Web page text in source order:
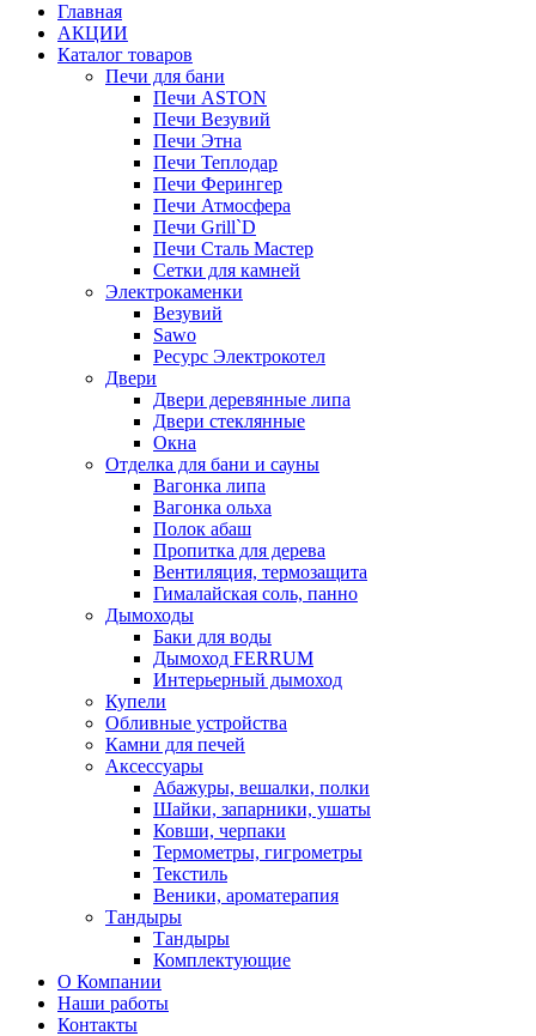
Главная
АКЦИИ
Каталог товаров
Печи для бани
Печи ASTON
Печи Везувий
Печи Этна
Печи Теплодар
Печи Ферингер
Печи Атмосфера
Печи Grill`D
Печи Сталь Мастер
Сетки для камней
Электрокаменки
Везувий
Sawo
Ресурс Электрокотел
Двери
Двери деревянные липа
Двери стеклянные
Окна
Отделка для бани и сауны
Вагонка липа
Вагонка ольха
Полок абаш
Пропитка для дерева
Вентиляция, термозащита
Гималайская соль, панно
Дымоходы
Баки для воды
Дымоход FERRUM
Интерьерный дымоход
Купели
Обливные устройства
Камни для печей
Аксессуары
Абажуры, вешалки, полки
Шайки, запарники, ушаты
Ковши, черпаки
Термометры, гигрометры
Текстиль
Веники, ароматерапия
Тандыры
Тандыры
Комплектующие
О Компании
Наши работы
Контакты